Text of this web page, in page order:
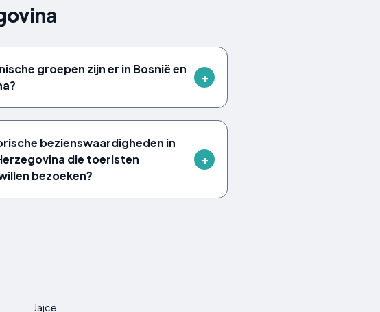
groepen zijn er in Bosnië en
bezienswaardigheden in
die toeristen
bezoeken?
Jajce